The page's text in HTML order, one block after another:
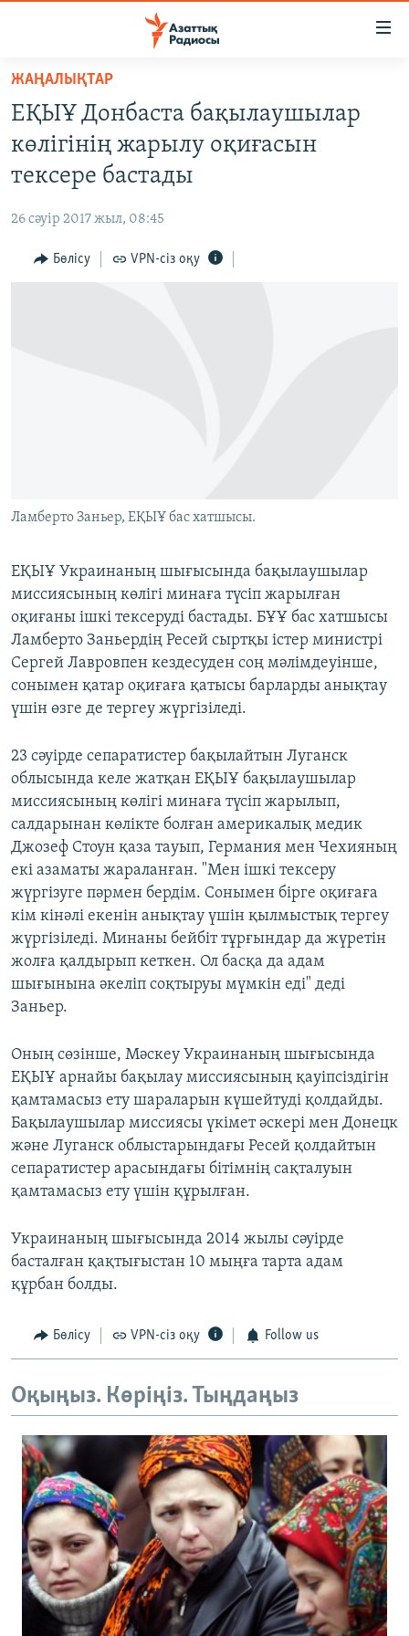
Skip
main
content
main
Navigation
to
САЯСАТ
АДАМ ҚҰҚЫҚТАРЫ
ӘЛЕУМЕТ
Басқа тілдерде
ЖАҢАЛЫҚТАР
ЕҚЫҰ Донбаста бақылаушылар
көлігінің жарылу оқиғасын
тексере бастады
26 сәуір 2017 жыл, 08:45
Бөлісу VPN-сіз оқу
Ламберто Заньер, ЕҚЫҰ бас хатшысы.
ЕҚЫҰ Украинаның шығысында бақылаушылар
миссиясының көлігі минаға түсіп жарылған
оқиғаны ішкі тексеруді бастады. БҰҰ бас хатшысы
Ламберто Заньердің Ресей сыртқы істер министрі
Сергей Лавровпен кездесуден соң мәлімдеуінше,
сонымен қатар оқиғаға қатысы барларды анықтау
үшін өзге де тергеу жүргізіледі.
23 сәуірде сепаратистер бақылайтын Луганск
облысында келе жатқан ЕҚЫҰ бақылаушылар
миссиясының көлігі минаға түсіп жарылып,
салдарынан көлікте болған америкалық медик
Джозеф Стоун қаза тауып, Германия мен Чехияның
екі азаматы жараланған. "Мен ішкі тексеру
жүргізуге пәрмен бердім. Сонымен бірге оқиғаға
кім кінәлі екенін анықтау үшін қылмыстық тергеу
жүргізіледі. Минаны бейбіт тұрғындар да жүретін
жолға қалдырып кеткен. Ол басқа да адам
шығынына әкеліп соқтыруы мүмкін еді" деді
Заньер.
Оның сөзінше, Мәскеу Украинаның шығысында
ЕҚЫҰ арнайы бақылау миссиясының қауіпсіздігін
қамтамасыз ету шараларын күшейтуді қолдайды.
Бақылаушылар миссиясы үкімет әскері мен Донецк
және Луганск облыстарындағы Ресей қолдайтын
сепаратистер арасындағы бітімнің сақталуын
қамтамасыз ету үшін құрылған.
Украинаның шығысында 2014 жылы сәуірде
басталған қақтығыстан 10 мыңға тарта адам
құрбан болды.
Бөлісу VPN-сіз оқу Follow us
Оқыңыз. Көріңіз. Тыңдаңыз